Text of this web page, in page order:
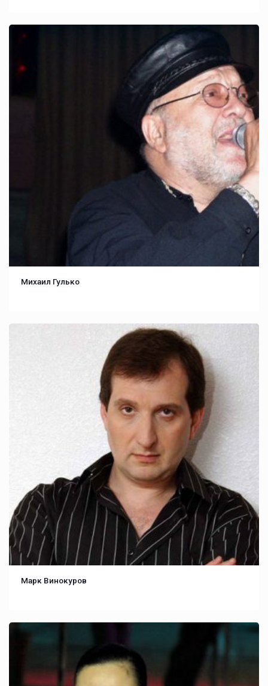
Михаил Гулько
Марк Винокуров